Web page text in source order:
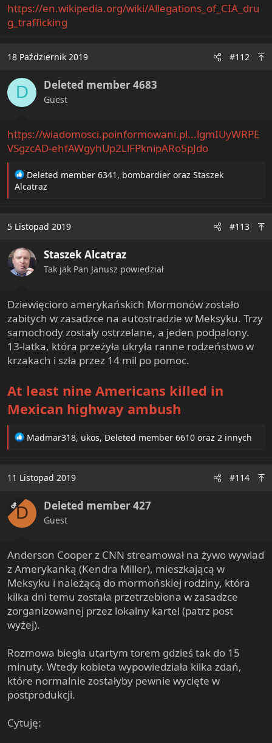
https://en.wikipedia.org/wiki/Allegations_of_CIA_dru
g_trafficking
18 Październik 2019 #112
D Deleted member 4683
Guest
https://wiadomosci.poinformowani.pl...lgmIUyWRPE
VSgzcAD-ehfAWgyhUp2LlFPknipARo5pJdo
R
e
i
n
s
:
Deleted member 6341 , bombardier oraz Staszek
Alcatraz
5 Listopad 2019 #113
Staszek Alcatraz
Tak jak Pan Janusz powiedział
Dziewięcioro amerykańskich Mormonów zostało
zabitych w zasadzce na autostradzie w Meksyku. Trzy
samochody zostały ostrzelane, a jeden podpalony.
13-latka, która przeżyła ukryła ranne rodzeństwo w
krzakach i szła przez 14 mil po pomoc.
At least nine Americans killed in
Mexican highway ambush
R
t
o
n
s
Madmar318, ukos, Deleted member 6610 oraz 2 innych
11 Listopad 2019 #114
OPD Deleted member 427
Guest
Anderson Cooper z CNN streamował na żywo wywiad
z Amerykanką (Kendra Miller), mieszkającą w
Meksyku i należącą do mormońskiej rodziny, która
kilka dni temu została przetrzebiona w zasadzce
zorganizowanej przez lokalny kartel (patrz post
wyżej).
Rozmowa biegła utartym torem gdzieś tak do 15
minuty. Wtedy kobieta wypowiedziała kilka zdań,
które normalnie zostałyby pewnie wycięte w
postprodukcji.
Cytuję: